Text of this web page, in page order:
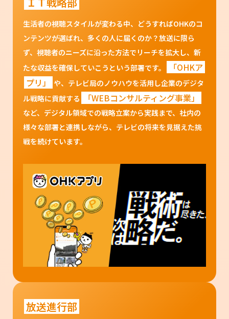
生活者の視聴スタイルが変わる中、どうすればOHKのコ
ンテンツが選ばれ、多くの人に届くのか？放送に限ら
ず、視聴者のニーズに沿った方法でリーチを拡大し、新
たな収益を確保していこうという部署です。
「OHKア
プリ」
や、テレビ局のノウハウを活用し企業のデジタ
ル戦略に貢献する
「WEBコンサルティング事業」
など、デジタル領域での戦略立案から実践まで、社内の
様々な部署と連携しながら、テレビの将来を見据えた挑
戦を続けています。
放送進行部